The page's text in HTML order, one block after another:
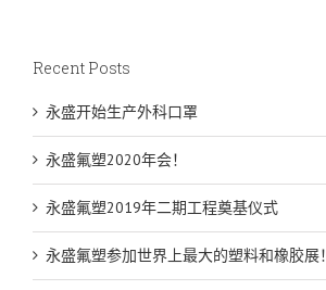
Recent Posts
永盛开始生产外科口罩
永盛氟塑2020年会！
永盛氟塑2019年二期工程奠基仪式
永盛氟塑参加世界上最大的塑料和橡胶展！